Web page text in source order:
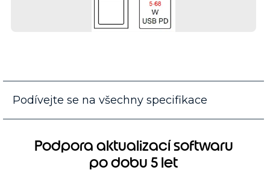
Podívejte se na všechny specifikace
Podpora aktualizací softwaru
po dobu 5 let